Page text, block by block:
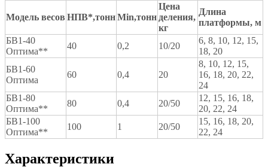
Модель весов НПВ*,тоннMin,тонн
Цена
деления,
кг
Длина
платформы, м
БВ1-40
Оптима**
40 0,2 10/20
6, 8, 10, 12, 15,
18, 20
БВ1-60
Оптима
60 0,4 20
8, 10, 12, 15,
16, 18, 20, 22,
24
БВ1-80
Оптима**
80 0,4 20/50
12, 15, 16, 18,
20, 22, 24
БВ1-100
Оптима**
100 1 20/50
15, 16, 18, 20,
22, 24
Характеристики